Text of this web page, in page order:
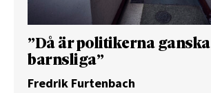
”Då är politikerna ganska
barnsliga”
Fredrik Furtenbach